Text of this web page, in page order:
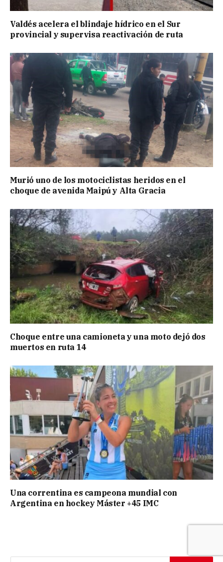
Valdés acelera el blindaje hídrico en el Sur
provincial y supervisa reactivación de ruta
Murió uno de los motociclistas heridos en el
choque de avenida Maipú y Alta Gracia
Choque entre una camioneta y una moto dejó dos
muertos en ruta 14
Una correntina es campeona mundial con
Argentina en hockey Máster +45 IMC